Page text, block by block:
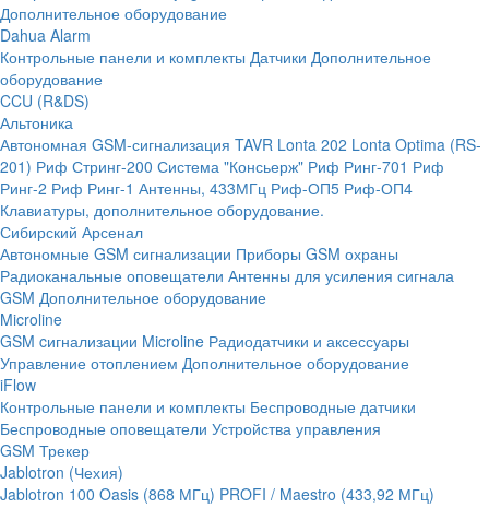
Дополнительное оборудование
Dahua Alarm
Контрольные панели и комплекты Датчики Дополнительное
оборудование
CCU (R&DS)
Альтоника
Автономная GSM-сигнализация TAVR Lonta 202 Lonta Optima (RS-
201) Риф Стринг-200 Система "Консьерж" Риф Ринг-701 Риф
Ринг-2 Риф Ринг-1 Антенны, 433МГц Риф-ОП5 Риф-ОП4
Клавиатуры, дополнительное оборудование.
Сибирский Арсенал
Автономные GSM сигнализации Приборы GSM охраны
Радиоканальные оповещатели Антенны для усиления сигнала
GSM Дополнительное оборудование
Microline
GSM cигнализации Microline Радиодатчики и аксессуары
Управление отоплением Дополнительное оборудование
iFlow
Контрольные панели и комплекты Беспроводные датчики
Беспроводные оповещатели Устройства управления
GSM Трекер
Jablotron (Чехия)
Jablotron 100 Oasis (868 МГц) PROFI / Maestro (433,92 МГц)